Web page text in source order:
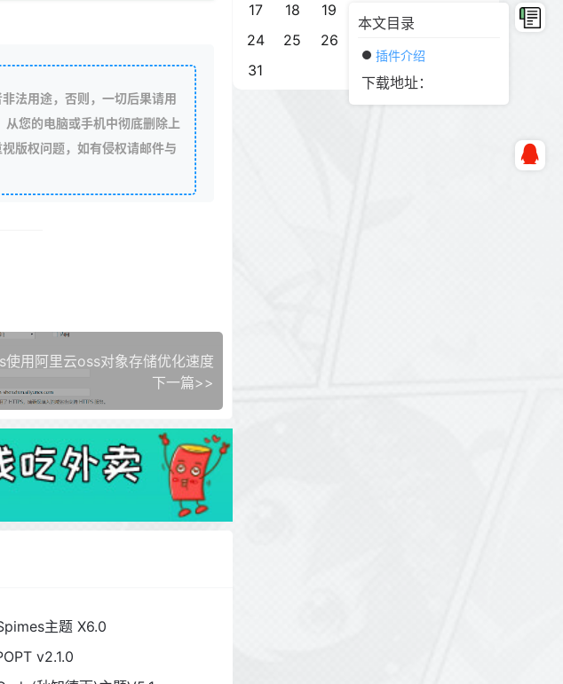
本文目录
插件介绍
下载地址：
法用途，否则，一切后果请用
您的电脑或手机中彻底删除上
版权问题，如有侵权请邮件与
使用阿里云oss对象存储优化速度
下一篇>>
主题 X6.0
v2.1.0
17
18 19
24
25 26
31